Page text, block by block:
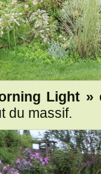
Light »
du massif.